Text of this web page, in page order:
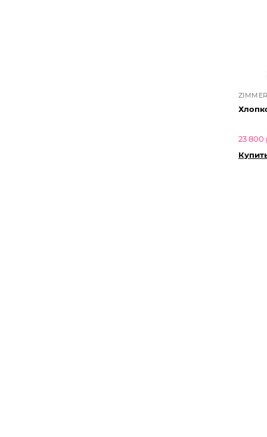
23 800